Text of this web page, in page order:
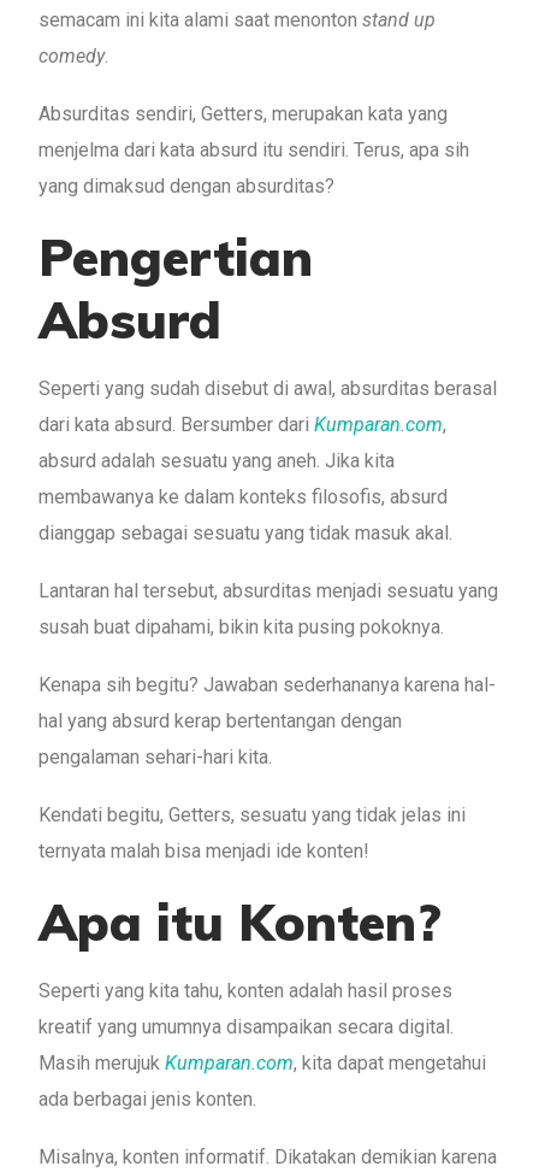
semacam ini kita alami saat menontonstand up
comedy.
Absurditas sendiri, Getters, merupakan kata yang
menjelma dari kata absurd itu sendiri. Terus, apa sih
yang dimaksud dengan absurditas?
Pengertian
Absurd
Seperti yang sudah disebut di awal, absurditas berasal
dari kata absurd. Bersumber dariKumparan.com,
absurd adalah sesuatu yang aneh. Jika kita
membawanya ke dalam konteks filosofis, absurd
dianggap sebagai sesuatu yang tidak masuk akal.
Lantaran hal tersebut, absurditas menjadi sesuatu yang
susah buat dipahami, bikin kita pusing pokoknya.
Kenapa sih begitu? Jawaban sederhananya karena hal-
hal yang absurd kerap bertentangan dengan
pengalaman sehari-hari kita.
Kendati begitu, Getters, sesuatu yang tidak jelas ini
ternyata malah bisa menjadi ide konten!
Apa itu Konten?
Seperti yang kita tahu, konten adalah hasil proses
kreatif yang umumnya disampaikan secara digital.
Masih merujukKumparan.com, kita dapat mengetahui
ada berbagai jenis konten.
Misalnya, konten informatif. Dikatakan demikian karena